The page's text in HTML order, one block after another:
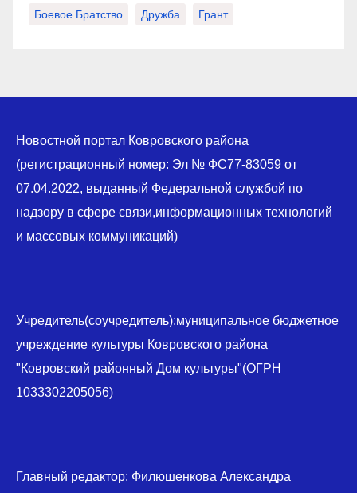
Боевое Братство Дружба Грант
Новостной портал Ковровского района
(регистрационный номер: Эл № ФС77-83059 от
07.04.2022, выданный Федеральной службой по
надзору в сфере связи,информационных технологий
и массовых коммуникаций)
Учредитель(соучредитель):муниципальное бюджетное
учреждение культуры Ковровского района
"Ковровский районный Дом культуры"(ОГРН
1033302205056)
Главный редактор: Филюшенкова Александра